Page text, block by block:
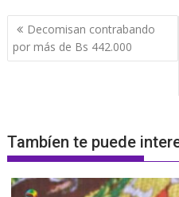
Navegación
de
entradas
Decomisan contrabando
por más de Bs 442.000
Tambíen te puede